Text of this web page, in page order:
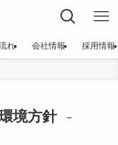
れ 会社情報 採用情報
境方針
–